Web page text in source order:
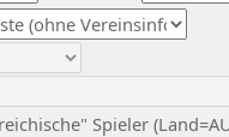
Spieler